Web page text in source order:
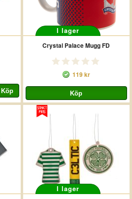
I lager
Crystal Palace Mugg FD
119 kr
I lager